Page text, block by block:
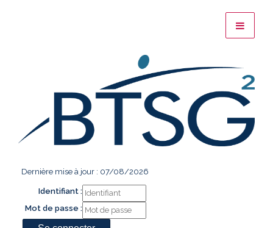
Dernière mise à jour : 07/08/2026
Identifiant :
Mot de passe :